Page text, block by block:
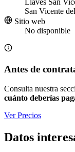
Llaves San
San Vicente
Sitio web
No disponible
Antes de
Consulta nuestra
cuánto deberías
Ver Precios
Datos